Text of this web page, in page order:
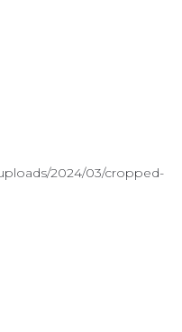
2024/03/cropped-